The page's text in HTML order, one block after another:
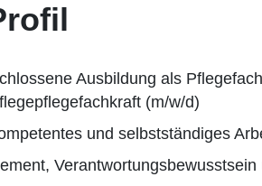
Ausbildung als
(m/w/d)
und selbstständiges
Verantwortungsbewusstsein